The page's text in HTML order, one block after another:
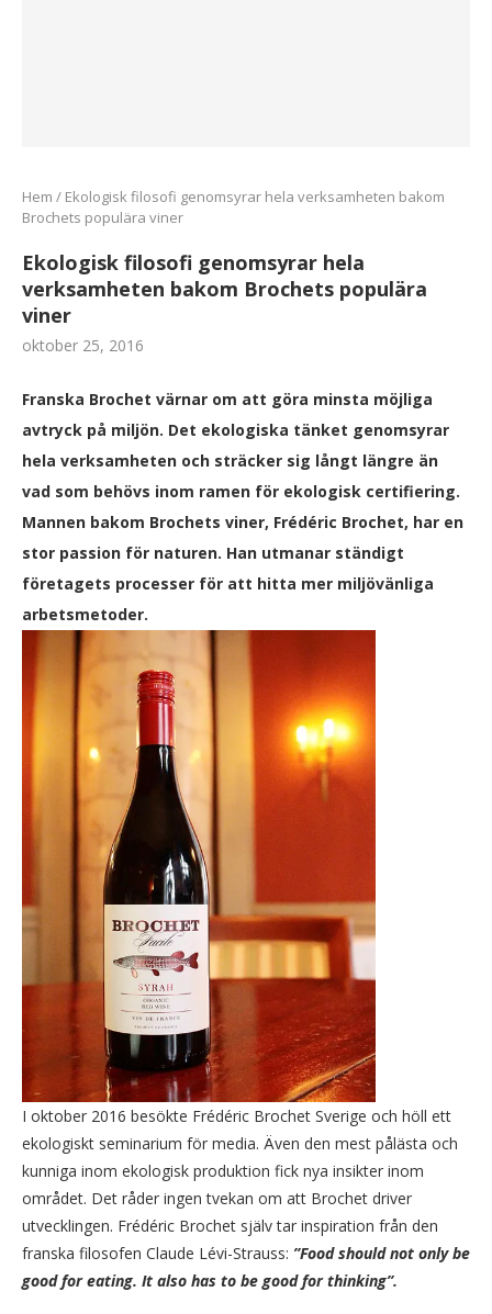
Hem / Ekologisk filosofi genomsyrar hela verksamheten bakom
Brochets populära viner
Ekologisk filosofi genomsyrar hela
verksamheten bakom Brochets populära
viner
oktober 25, 2016
Franska Brochet värnar om att göra minsta möjliga
avtryck på miljön. Det ekologiska tänket genomsyrar
hela verksamheten och sträcker sig långt längre än
vad som behövs inom ramen för ekologisk certifiering.
Mannen bakom Brochets viner, Frédéric Brochet, har en
stor passion för naturen. Han utmanar ständigt
företagets processer för att hitta mer miljövänliga
arbetsmetoder.
I oktober 2016 besökte Frédéric Brochet Sverige och höll ett
ekologiskt seminarium för media. Även den mest pålästa och
kunniga inom ekologisk produktion fick nya insikter inom
området. Det råder ingen tvekan om att Brochet driver
utvecklingen. Frédéric Brochet själv tar inspiration från den
franska filosofen Claude Lévi-Strauss: ”Food should not only be
good for eating. It also has to be good for thinking”.